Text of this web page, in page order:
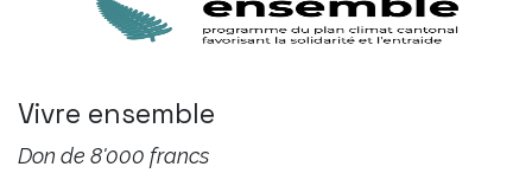
Vivre ensemble
Don de 8'000 francs